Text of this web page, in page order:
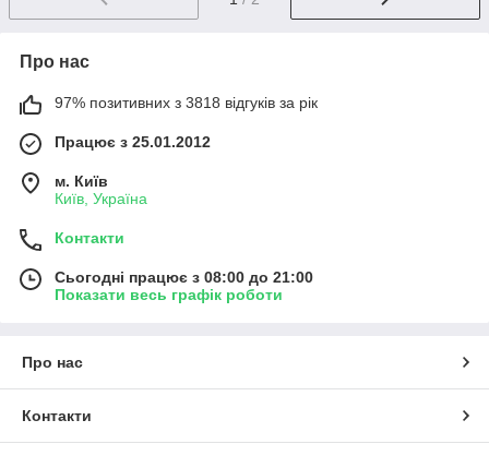
Про нас
97% позитивних з 3818 відгуків за рік
Працює з 25.01.2012
м. Київ
Київ, Україна
Контакти
Сьогодні працює з 08:00 до 21:00
Показати весь графік роботи
Про нас
Контакти